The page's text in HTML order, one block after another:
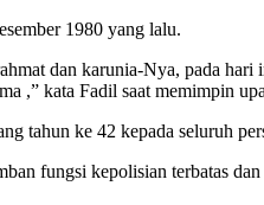
1980 yang lalu.
dan karunia-Nya, pada
,” kata Fadil saat memimpin
ke 42 kepada seluruh
fungsi kepolisian terbatas